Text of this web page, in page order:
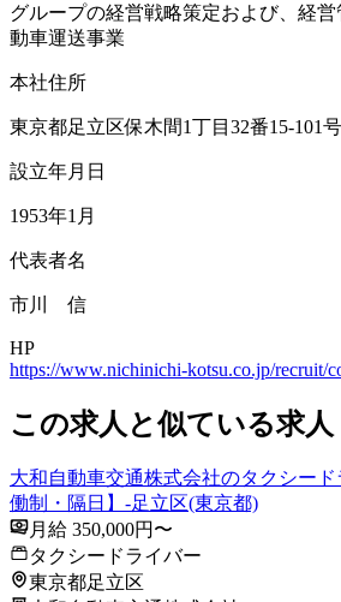
グループの経営戦略策定および、経
動車運送事業
本社住所
東京都足立区保木間1丁目32番15-101号
設立年月日
1953年1月
代表者名
市川 信
HP
https://www.nichinichi-kotsu.co.jp/recruit/
この求人と似ている求人
大和自動車交通株式会社のタクシー
働制・隔日】-足立区(東京都)
月給 350,000円〜
タクシードライバー
東京都足立区